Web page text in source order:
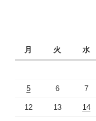
月
火 水
5 6 7
12 13 14